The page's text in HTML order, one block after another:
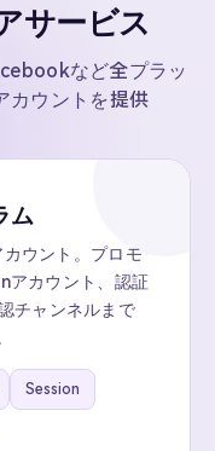
サービス
など全プラッ
カウントを提供
ム
ウント。プロモ
アカウント、認証
チャンネルまで
Session